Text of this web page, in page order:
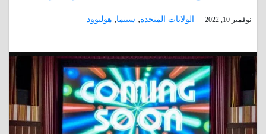
نوفمبر 10, 2022 الولايات المتحدة, سينما, هوليوود